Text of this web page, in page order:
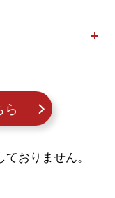
ら
おりません。